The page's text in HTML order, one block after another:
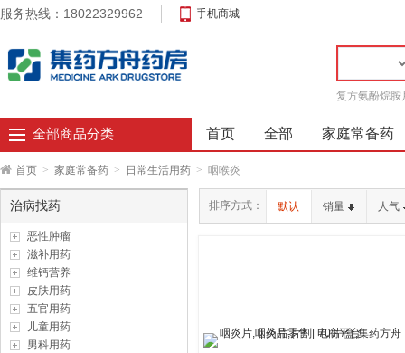
服务热线：18022329962 手机商城
复方氨酚烷胺
全部商品分类 首页 全部 家庭常备药
首页 > 家庭常备药 > 日常生活用药 > 咽喉炎
治病找药
恶性肿瘤
滋补用药
维钙营养
皮肤用药
五官用药
儿童用药
男科用药
排序方式： 默认 销量 人气